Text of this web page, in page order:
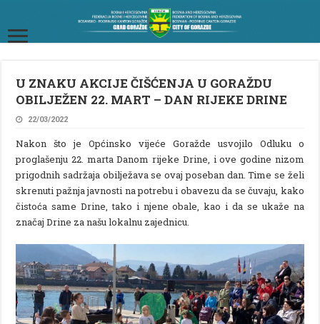
U ZNAKU AKCIJE ČIŠĆENJA U GORAŽDU
OBILJEŽEN 22. MART – DAN RIJEKE DRINE
22/03/2022
Nakon što je Općinsko vijeće Goražde usvojilo Odluku o
proglašenju 22. marta Danom rijeke Drine, i ove godine nizom
prigodnih sadržaja obilježava se ovaj poseban dan. Time se želi
skrenuti pažnja javnosti na potrebu i obavezu da se čuvaju, kako
čistoća same Drine, tako i njene obale, kao i da se ukaže na
značaj Drine za našu lokalnu zajednicu.